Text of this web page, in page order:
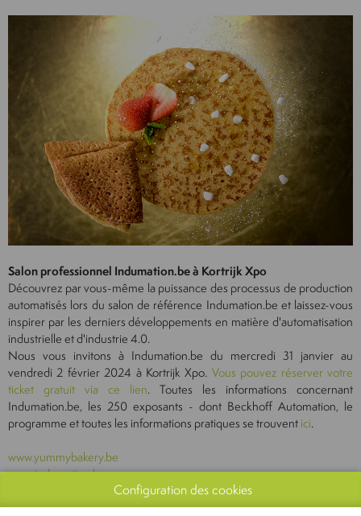
Salon professionnel Indumation.be à Kortrijk Xpo
Découvrez par vous-même la puissance des processus de production
automatisés lors du salon de référence Indumation.be et laissez-vous
inspirer par les derniers développements en matière d'automatisation
industrielle et d'industrie 4.0.
Nous vous invitons à Indumation.be du mercredi 31 janvier au
vendredi 2 février 2024 à Kortrijk Xpo. Vous pouvez réserver votre
ticket gratuit via ce lien. Toutes les informations concernant
Indumation.be, les 250 exposants - dont Beckhoff Automation, le
programme et toutes les informations pratiques se trouventici.
www.yummybakery.be
www.indumation.be
Configuration des cookies